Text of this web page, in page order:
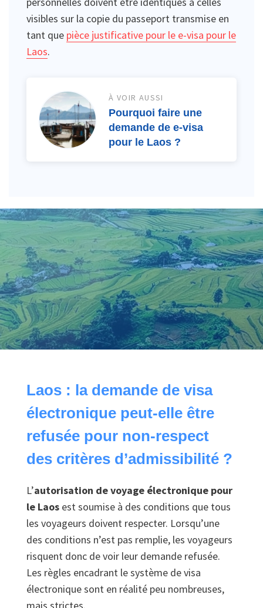
visibles sur la copie du passeport transmise en
tant que pièce justificative pour le e-visa pour le
Laos.
À VOIR AUSSI
Pourquoi faire une
demande de e-visa
pour le Laos ?
Laos : la demande de visa
électronique peut-elle être
refusée pour non-respect
des critères d’admissibilité ?
L’autorisation de voyage électronique pour
le Laos est soumise à des conditions que tous
les voyageurs doivent respecter. Lorsqu’une
des conditions n’est pas remplie, les voyageurs
risquent donc de voir leur demande refusée.
Les règles encadrant le système de visa
électronique sont en réalité peu nombreuses,